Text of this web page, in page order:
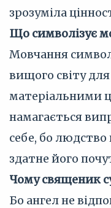
зрозуміла
Що символізує
Мовчання
вищого світу
матеріальними
намагається
себе, бо людство
здатне його
Чому священик
Бо ангел не